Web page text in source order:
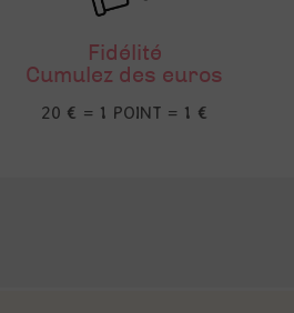
Fidélité
Cumulez des euros
20 € = 1 POINT = 1 €